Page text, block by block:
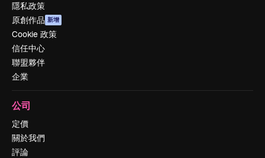
隱私政策
原創作品 新增
Cookie 政策
信任中心
聯盟夥伴
企業
公司
定價
關於我們
評論